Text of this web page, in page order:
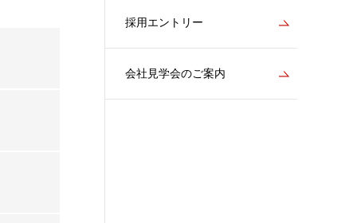
採用エントリー
会社見学会のご案内